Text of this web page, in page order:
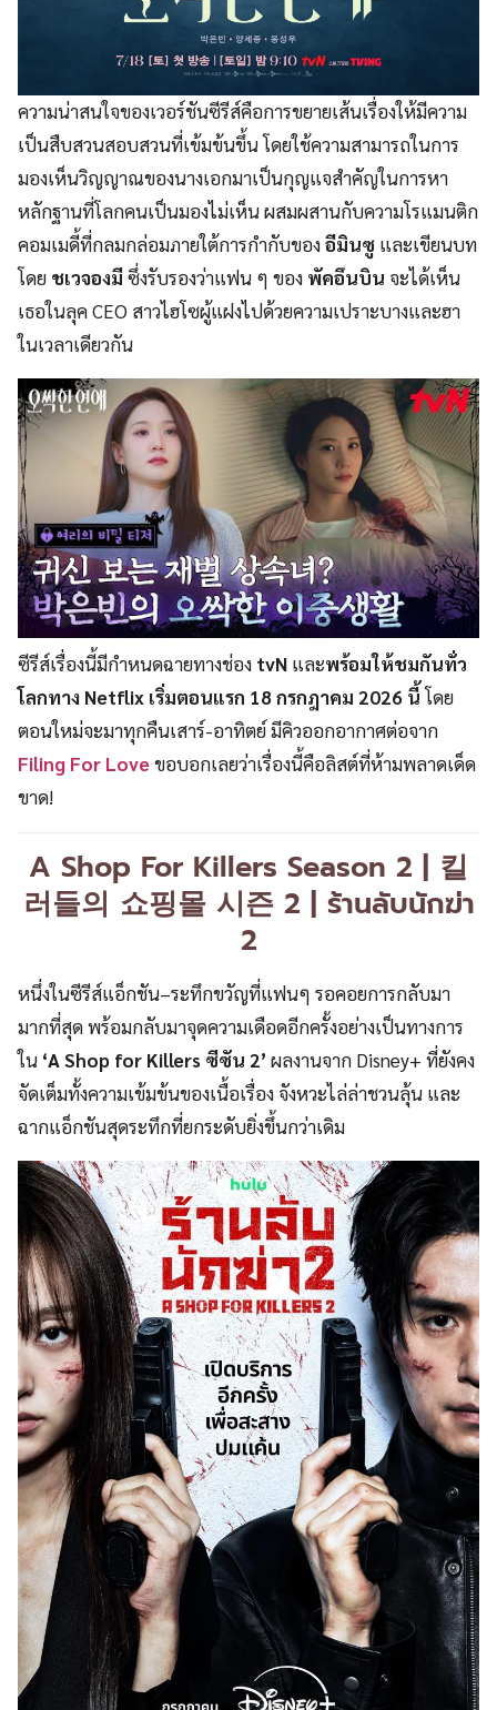
ความน่าสนใจของเวอร์ชันซีรีส์คือการขยายเส้นเรื่องให้มีความ
เป็นสืบสวนสอบสวนที่เข้มข้นขึ้น โดยใช้ความสามารถในการ
มองเห็นวิญญาณของนางเอกมาเป็นกุญแจสำคัญในการหา
หลักฐานที่โลกคนเป็นมองไม่เห็น ผสมผสานกับความโรแมนติก
คอมเมดี้ที่กลมกล่อมภายใต้การกำกับของอีมินซู และเขียนบท
โดย ชเวจองมีซึ่งรับรองว่าแฟน ๆ ของ พัคอึนบิน จะได้เห็น
เธอในลุค CEO สาวไฮโซผู้แฝงไปด้วยความเปราะบางและฮา
ในเวลาเดียวกัน
ซีรีส์เรื่องนี้มีกำหนดฉายทางช่อง tvN และพร้อมให้ชมกันทั่ว
โลกทาง Netflix เริ่มตอนแรก 18 กรกฎาคม 2026 นี้โดย
ตอนใหม่จะมาทุกคืนเสาร์-อาทิตย์ มีคิวออกอากาศต่อจาก
Filing For Loveขอบอกเลยว่าเรื่องนี้คือลิสต์ที่ห้ามพลาดเด็ด
ขาด!
A Shop For Killers Season 2 | 킬
러들의 쇼핑몰 시즌 2 | ร้านลับนักฆ่า
2
หนึ่งในซีรีส์แอ็กชัน–ระทึกขวัญที่แฟนๆ รอคอยการกลับมา
มากที่สุด พร้อมกลับมาจุดความเดือดอีกครั้งอย่างเป็นทางการ
ใน ‘A Shop for Killers ซีซัน 2’ ผลงานจาก Disney+ ที่ยังคง
จัดเต็มทั้งความเข้มข้นของเนื้อเรื่อง จังหวะไล่ล่าชวนลุ้น และ
ฉากแอ็กชันสุดระทึกที่ยกระดับยิ่งขึ้นกว่าเดิม